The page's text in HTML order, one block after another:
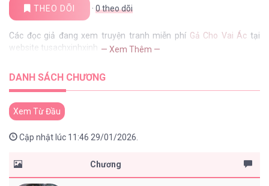
THEO DÕI · 0theo dõi
Các đọc giả đang xem truyện tranh miễn phí Gả Cho Vai Ác tại
website tusachxinhxinh — Xem Thêm —
DANH SÁCH CHƯƠNG
Xem Từ Đầu
Cập nhật lúc 11:46 29/01/2026.
Chương